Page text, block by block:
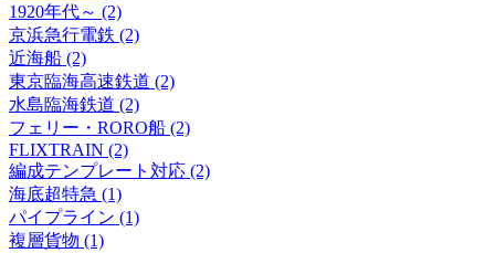
1920年代～ (2)
京浜急行電鉄 (2)
近海船 (2)
東京臨海高速鉄道 (2)
水島臨海鉄道 (2)
フェリー・RORO船 (2)
FLIXTRAIN (2)
編成テンプレート対応 (2)
海底超特急 (1)
パイプライン (1)
複層貨物 (1)